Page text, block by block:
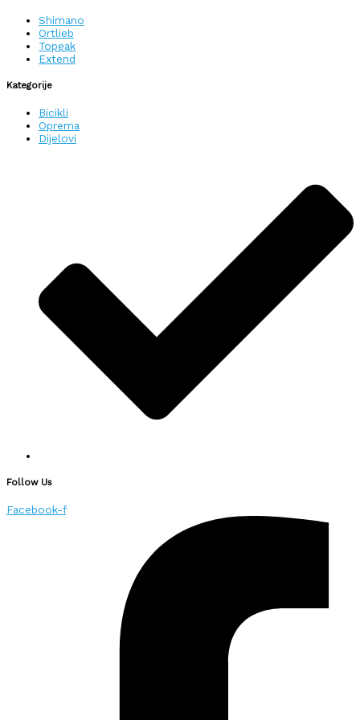
Shimano
Ortlieb
Topeak
Extend
Kategorije
Bicikli
Oprema
Dijelovi
Follow Us
Facebook-f